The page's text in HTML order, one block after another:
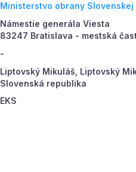
Ministerstvo obrany
Námestie generála Viesta
83247 Bratislava - mestská
-
Liptovský Mikuláš, Liptovský
Slovenská republika
EKS